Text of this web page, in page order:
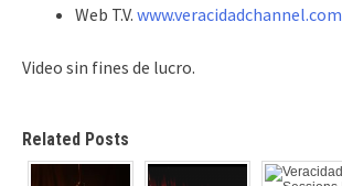
Web T.V. www.veracidadchannel.com
Video sin fines de lucro.
Related Posts